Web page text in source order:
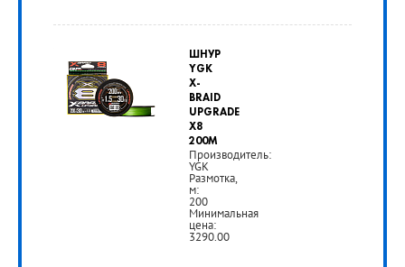
2
500
руб.
РУБ
ШНУР
YGK
X-
BRAID
UPGRADE
X8
200M
Производитель:
YGK
Размотка,
м:
200
Минимальная
цена:
3290.00